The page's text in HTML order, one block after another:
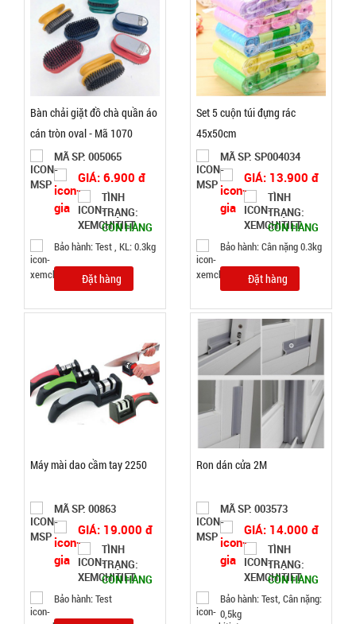
Quạt cầm
tay tốc độ
cao Quạt
Turbo Quạt
Mini N68 (
T100 )
MÃ
SP:
004995
52.000 đ
TÌNH
TRẠNG:
CÒN HÀNG
Cân nặng :
0.3kg
Đặt
hàng
25x30cm
Tyloo màu
đỏ Dày 4 Ly
( T200, Full
VAT )
SP004285
Bàn chải giặt đồ chà quần áo
cán tròn oval - Mã 1070
MÃ SP: 005065
GIÁ: 6.900 đ
TÌNH
TRẠNG:
CÒN HÀNG
Bảo hành: Test , KL: 0.3kg
Đặt hàng
Set 5 cuộn túi đựng rác
45x50cm
MÃ SP: SP004034
GIÁ: 13.900 đ
TÌNH
TRẠNG:
CÒN HÀNG
Bảo hành: Cân nặng 0.3kg
Đặt hàng
Máy mài dao cầm tay 2250
MÃ SP: 00863
GIÁ: 19.000 đ
TÌNH
TRẠNG:
CÒN HÀNG
Bảo hành: Test
Ron dán cửa 2M
MÃ SP: 003573
GIÁ: 14.000 đ
TÌNH
TRẠNG:
CÒN HÀNG
Bảo hành: Test, Cân nặng:
0,5kg